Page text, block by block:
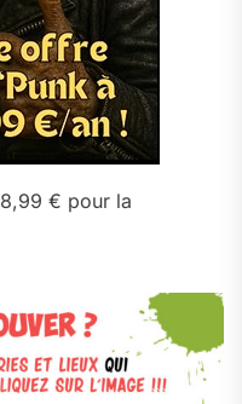
8,99 € pour la